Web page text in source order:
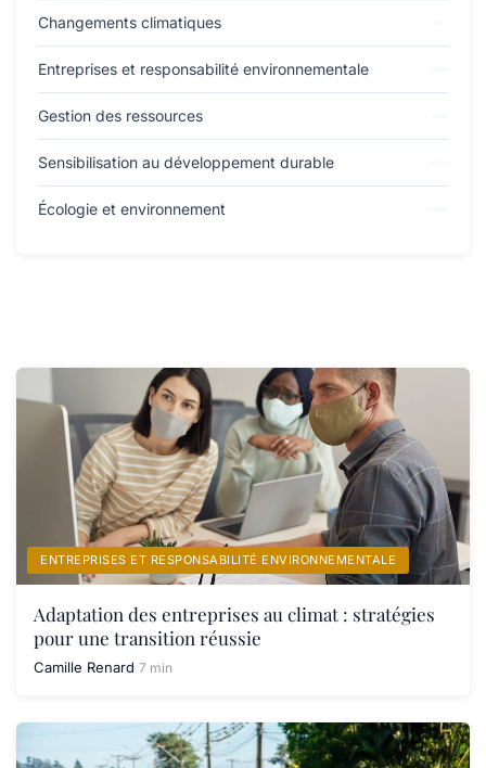
Changements climatiques
Entreprises et responsabilité environnementale
Gestion des ressources
Sensibilisation au développement durable
Écologie et environnement
ENTREPRISES ET RESPONSABILITÉ ENVIRONNEMENTALE
Adaptation des entreprises au climat : stratégies
pour une transition réussie
Camille Renard 7 min